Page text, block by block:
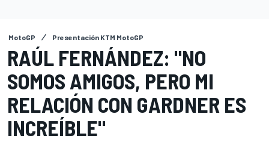
MotoGP Presentación KTM MotoGP
RAÚL FERNÁNDEZ: "NO
SOMOS AMIGOS, PERO MI
RELACIÓN CON GARDNER ES
INCREÍBLE"